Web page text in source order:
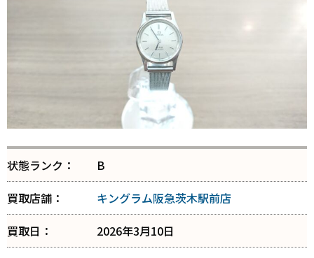
状態ランク：
B
買取店舗：
キングラム阪急茨木駅前店
買取日：
2026年3月10日